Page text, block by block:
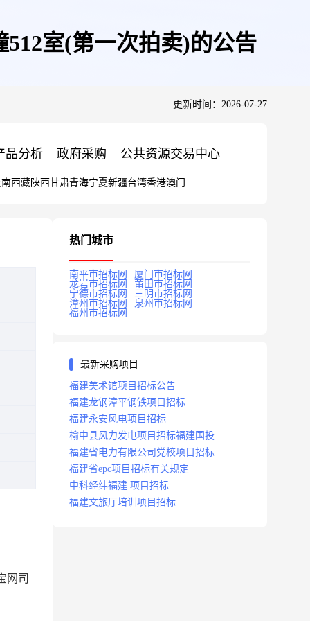
室(第一次拍卖)的公告
更新时间：2026-07-27
品分析 政府采购 公共资源交易中心
西藏陕西甘肃青海宁夏新疆台湾香港澳门
网司
热门城市
南平市招标网
厦门市招标网
龙岩市招标网
莆田市招标网
宁德市招标网
三明市招标网
漳州市招标网
泉州市招标网
福州市招标网
最新采购项目
福建美术馆项目招标公告
福建龙钢漳平钢铁项目招标
福建永安风电项目招标
榆中县风力发电项目招标福建国投
福建省电力有限公司党校项目招标
福建省epc项目招标有关规定
中科经纬福建 项目招标
福建文旅厅培训项目招标